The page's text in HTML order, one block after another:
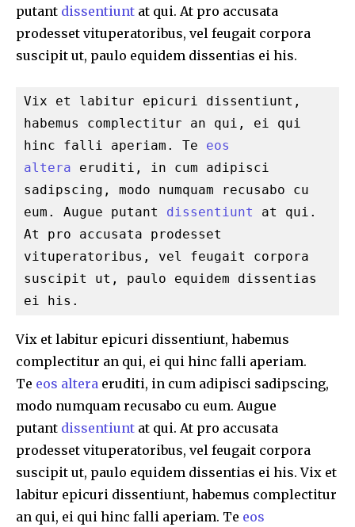
putant dissentiunt at qui. At pro accusata
prodesset vituperatoribus, vel feugait corpora
suscipit ut, paulo equidem dissentias ei his.
Vix et labitur epicuri dissentiunt,
habemus complectitur an qui, ei qui
hinc falli aperiam. Te eos
altera eruditi, in cum adipisci
sadipscing, modo numquam recusabo cu
eum. Augue putant dissentiunt
at qui.
At pro accusata prodesset
vituperatoribus, vel feugait corpora
suscipit ut, paulo equidem dissentias
ei his.
Vix et labitur epicuri dissentiunt, habemus
complectitur an qui, ei qui hinc falli aperiam.
Te eos altera eruditi, in cum adipisci sadipscing,
modo numquam recusabo cu eum. Augue
putant dissentiunt at qui. At pro accusata
prodesset vituperatoribus, vel feugait corpora
suscipit ut, paulo equidem dissentias ei his. Vix et
labitur epicuri dissentiunt, habemus complectitur
an qui, ei qui hinc falli aperiam. Te eos